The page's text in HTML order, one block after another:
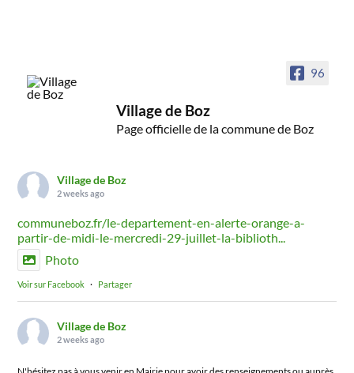
96
Village de Boz
Page officielle de la commune de Boz
Village de Boz
2 weeks ago
communeboz.fr/le-departement-en-alerte-orange-a-
partir-de-midi-le-mercredi-29-juillet-la-biblioth...
Photo
Voir sur Facebook · Partager
Village de Boz
2 weeks ago